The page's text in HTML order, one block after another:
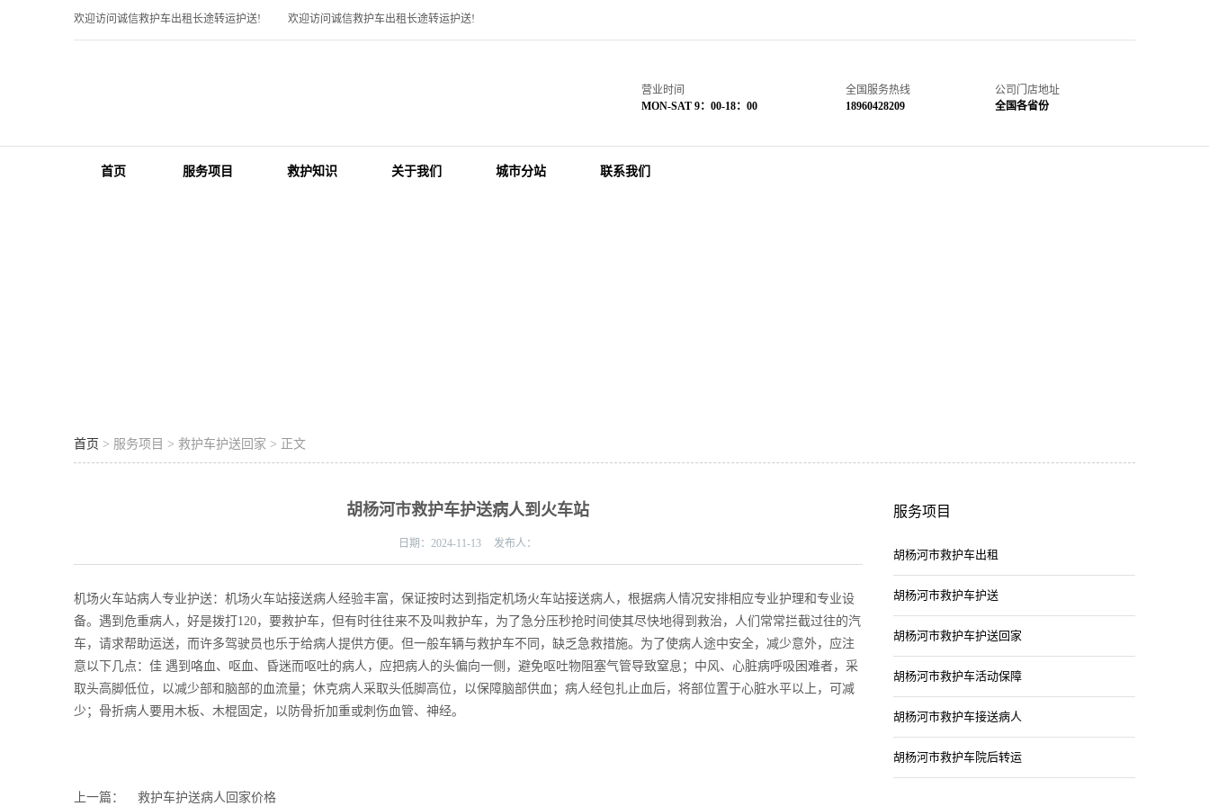
欢迎访问诚信救护车出租长途转运护送! 欢迎访问诚信救护车出租长途转运护送!
营业时间
MON-SAT 9：00-18：00
全国服务热线
18960428209
公司门店地址
全国各省份
首页 服务项目 救护知识 关于我们 城市分站 联系我们
首页 > 服务项目 > 救护车护送回家 > 正文
胡杨河市救护车护送病人到火车站
日期：2024-11-13 发布人：
机场火车站病人专业护送：机场火车站接送病人经验丰富，保证按时达到指定机场火车站接送病人，根据病人情况安排相应专业护理和专业设
备。遇到危重病人，好是拨打120，要救护车，但有时往往来不及叫救护车，为了急分压秒抢时间使其尽快地得到救治，人们常常拦截过往的汽
车，请求帮助运送，而许多驾驶员也乐于给病人提供方便。但一般车辆与救护车不同，缺乏急救措施。为了使病人途中安全，减少意外，应注
意以下几点：佳 遇到咯血、呕血、昏迷而呕吐的病人，应把病人的头偏向一侧，避免呕吐物阻塞气管导致窒息；中风、心脏病呼吸困难者，采
取头高脚低位，以减少部和脑部的血流量；休克病人采取头低脚高位，以保障脑部供血；病人经包扎止血后，将部位置于心脏水平以上，可减
少；骨折病人要用木板、木棍固定，以防骨折加重或刺伤血管、神经。
上一篇： 救护车护送病人回家价格
服务项目
胡杨河市救护车出租
胡杨河市救护车护送
胡杨河市救护车护送回家
胡杨河市救护车活动保障
胡杨河市救护车接送病人
胡杨河市救护车院后转运